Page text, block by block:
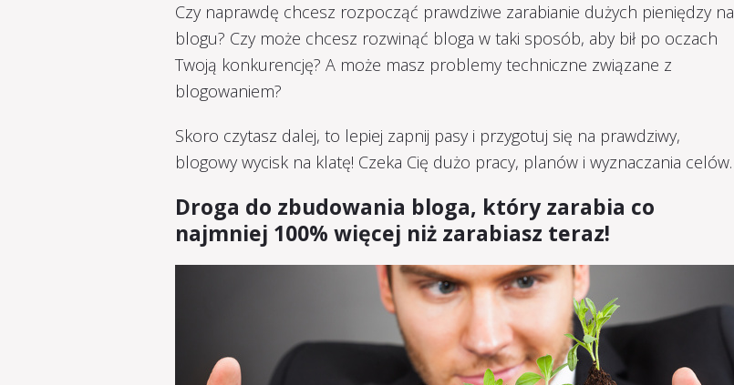
Czy naprawdę chcesz rozpocząć prawdziwe zarabianie dużych pieniędzy na
blogu? Czy może chcesz rozwinąć bloga w taki sposób, aby bił po oczach
Twoją konkurencję? A może masz problemy techniczne związane z
blogowaniem?
Skoro czytasz dalej, to lepiej zapnij pasy i przygotuj się na prawdziwy,
blogowy wycisk na klatę! Czeka Cię dużo pracy, planów i wyznaczania celów.
Droga do zbudowania bloga, który zarabia co
najmniej 100% więcej niż zarabiasz teraz!